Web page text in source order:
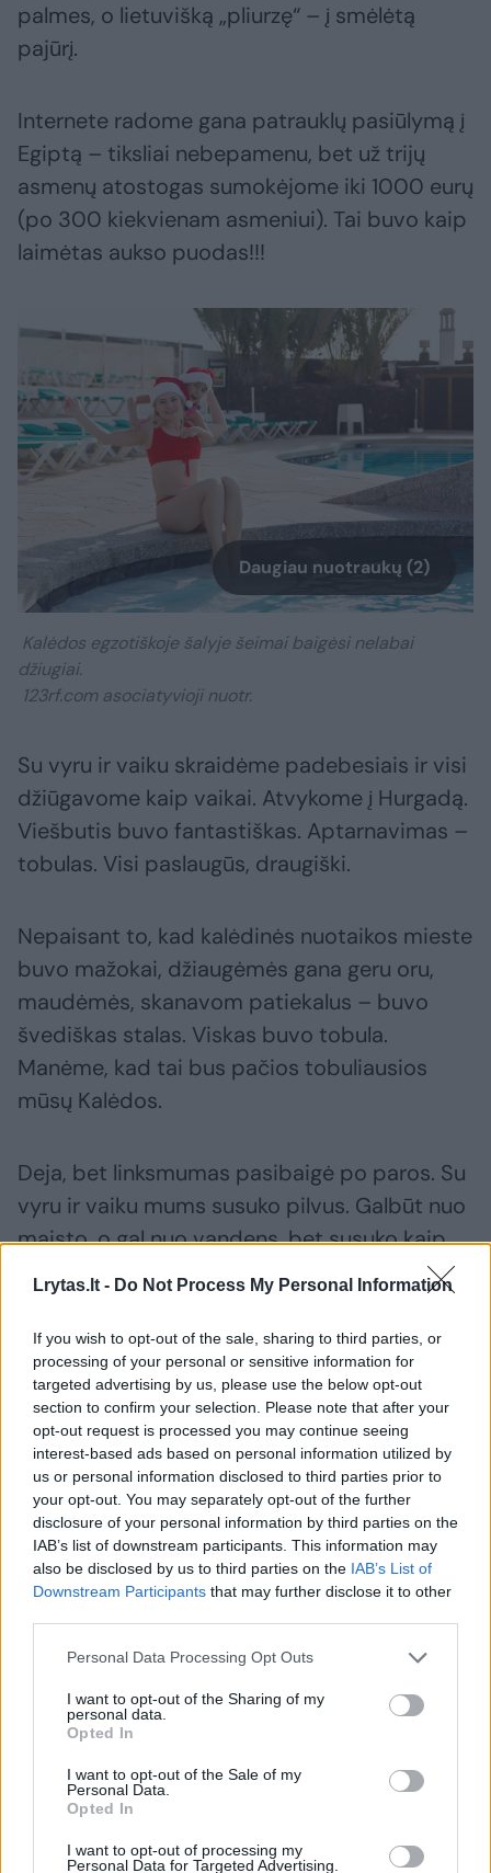
Lrytas.lt - Do Not Process My Personal Information
If you wish to opt-out of the sale, sharing to third parties, or
processing of your personal or sensitive information for
targeted advertising by us, please use the below opt-out
section to confirm your selection. Please note that after your
opt-out request is processed you may continue seeing
interest-based ads based on personal information utilized by
us or personal information disclosed to third parties prior to
your opt-out. You may separately opt-out of the further
disclosure of your personal information by third parties on the
IAB’s list of downstream participants. This information may
also be disclosed by us to third parties on the IAB’s List of
Downstream Participants that may further disclose it to other
Personal Data Processing Opt Outs
I want to opt-out of the Sharing of my
personal data.
Opted In
I want to opt-out of the Sale of my
Personal Data.
Opted In
I want to opt-out of processing my
Personal Data for Targeted Advertising.
palmes, o lietuvišką „pliurzę“ – į smėlėtą
pajūrį.
Internete radome gana patrauklų pasiūlymą į
Egiptą – tiksliai nebepamenu, bet už trijų
asmenų atostogas sumokėjome iki 1000 eurų
(po 300 kiekvienam asmeniui). Tai buvo kaip
laimėtas aukso puodas!!!
Daugiau nuotraukų (2)
Kalėdos egzotiškoje šalyje šeimai baigėsi nelabai
džiugiai.
123rf.com asociatyvioji nuotr.
Su vyru ir vaiku skraidėme padebesiais ir visi
džiūgavome kaip vaikai. Atvykome į Hurgadą.
Viešbutis buvo fantastiškas. Aptarnavimas –
tobulas. Visi paslaugūs, draugiški.
Nepaisant to, kad kalėdinės nuotaikos mieste
buvo mažokai, džiaugėmės gana geru oru,
maudėmės, skanavom patiekalus – buvo
švediškas stalas. Viskas buvo tobula.
Manėme, kad tai bus pačios tobuliausios
mūsų Kalėdos.
Deja, bet linksmumas pasibaigė po paros. Su
vyru ir vaiku mums susuko pilvus. Galbūt nuo
maisto, o gal nuo vandens, bet susuko kaip
reikiant. Iš viešbučio kambario toli išeiti
negalėjome.
Nei į ekskursijas, nei į paplūdimį, nei Kalėdų
vakarienės...
Susiję straipsniai
Per šventes prie jūros kur
apsistoti ieškojusi šeima
išprotėjo“